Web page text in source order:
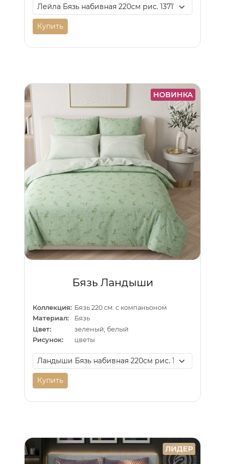
Купить
НОВИНКА
Бязь Ландыши
Коллекция: Бязь 220 см. с компаньоном
Материал:
Бязь
Цвет:
зеленый, белый
Рисунок:
цветы
Купить
ЛИДЕР